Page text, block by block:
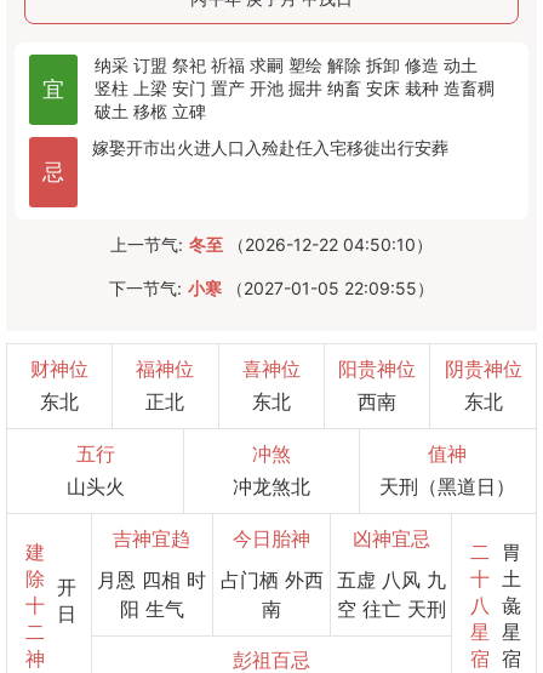
宜
纳采 订盟 祭祀 祈福 求嗣 塑绘 解除 拆卸 修造 动土
竖柱
上梁 安门 置产 开池 掘井 纳畜 安床 栽种 造畜稠
破土 移柩 立碑
忌
嫁娶开市出火进人口 入殓赴任入宅移徙出行安葬
上一节气: 冬至 （2026-12-22 04:50:10）
下一节气: 小寒 （2027-01-05 22:09:55）
财神位
东北
福神位
正北
喜神位
东北
阳贵神位
西南
阴贵神位
东北
五行
山头火
冲煞
冲龙煞北
值神
天刑（黑道日）
建
除
十
二
神
开
日
吉神宜趋
月恩 四相 时
阳 生气
今日胎神
占门栖 外西
南
凶神宜忌
五虚 八风 九
空 往亡 天刑
彭祖百忌
二
十
八
星
宿
胃
土
彘
星
宿